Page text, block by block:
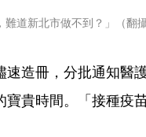
道新北市做不到？」（翻攝
造冊，分批通知醫
貴時間。「接種疫